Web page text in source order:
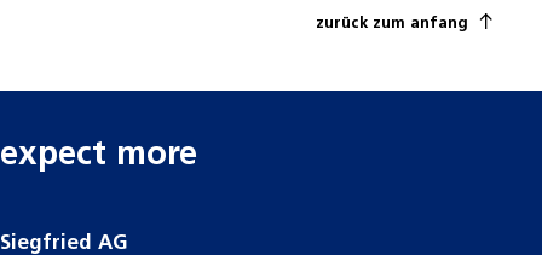
zurück zum anfang
expect more
Siegfried AG